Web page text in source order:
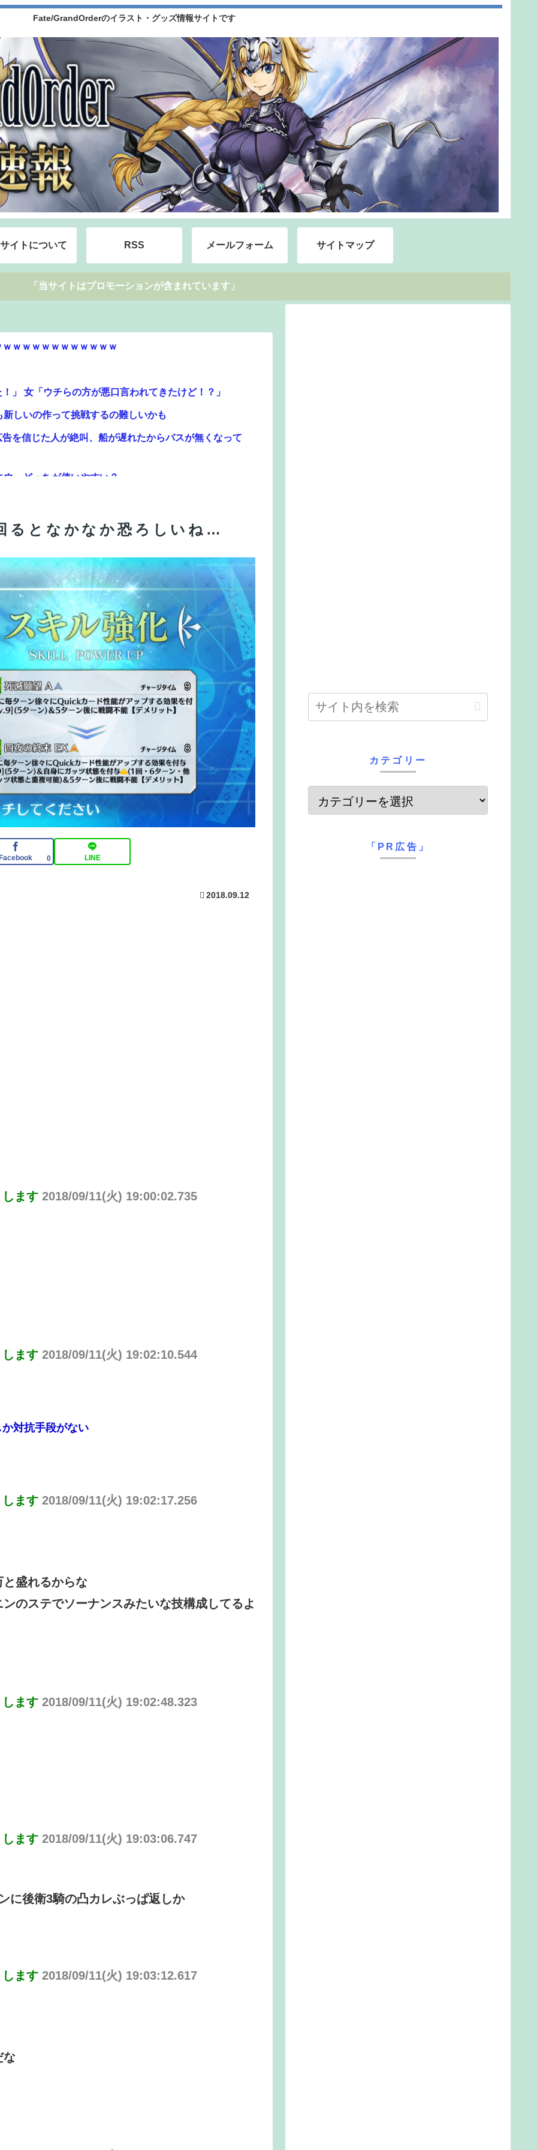
Fate/GrandOrderのイラスト・グッズ情報サイトです
イトについて RSS メールフォーム サイトマップ
「当サイトはプロモーションが含まれています」
しいの作って挑戦するの難しいかも
を信じた人が絶叫、船が遅れたからバスが無くなって
ていう横乳の張り
ｗｗｗｗｗ
ゲームってあるんだっけ？
化がすごいと話題に
話】勝負四・五番目（六）と先読み【第48話】決着 配
るとなかなか恐ろしいね…
0 LINE
2018.09.12
ます 2018/09/11(火) 19:00:02.735
ます 2018/09/11(火) 19:02:10.544
対抗手段がない
ます 2018/09/11(火) 19:02:17.256
盛れるからな
のステでソーナンスみたいな技構成してるよ
ます 2018/09/11(火) 19:02:48.323
ます 2018/09/11(火) 19:03:06.747
に後衛3騎の凸カレぶっぱ返しか
ます 2018/09/11(火) 19:03:12.617
な
カテゴリー
「PR広告」